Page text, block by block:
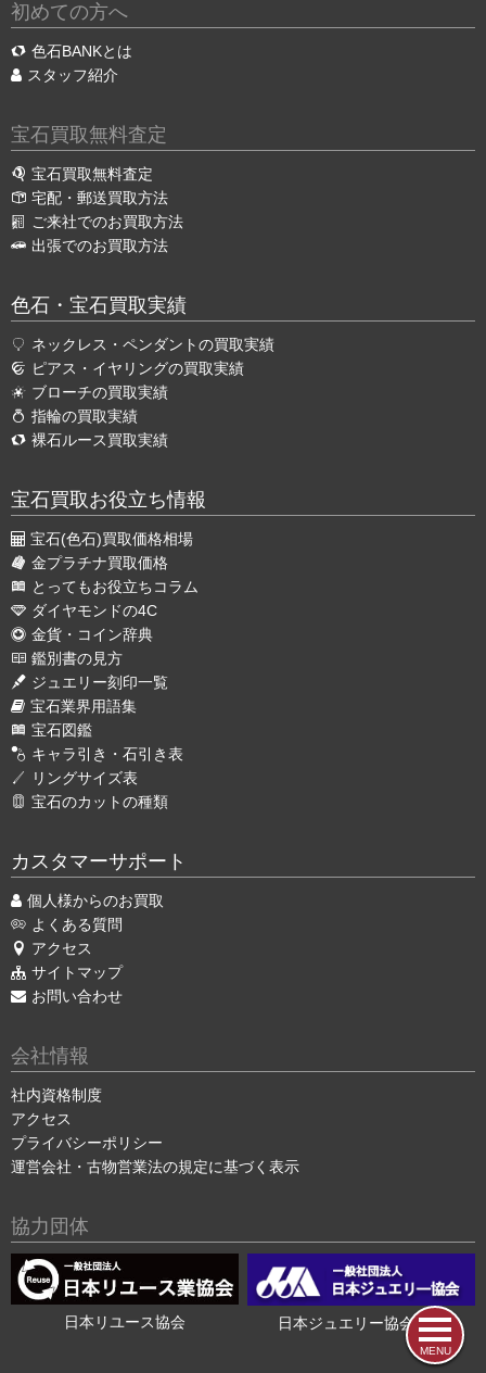
MENU
初めての方へ
色石BANKとは
スタッフ紹介
宝石買取無料査定
宝石買取無料査定
宅配・郵送買取方法
ご来社でのお買取方法
出張でのお買取方法
色石・宝石買取実績
ネックレス・ペンダントの買取実績
ピアス・イヤリングの買取実績
ブローチの買取実績
指輪の買取実績
裸石ルース買取実績
宝石買取お役立ち情報
宝石(色石)買取価格相場
金プラチナ買取価格
とってもお役立ちコラム
ダイヤモンドの4C
金貨・コイン辞典
鑑別書の見方
ジュエリー刻印一覧
宝石業界用語集
宝石図鑑
キャラ引き・石引き表
リングサイズ表
宝石のカットの種類
カスタマーサポート
個人様からのお買取
よくある質問
アクセス
サイトマップ
お問い合わせ
会社情報
社内資格制度
アクセス
プライバシーポリシー
運営会社・古物営業法の規定に基づく表示
協力団体
日本リユース協会 日本ジュエリー協会会員